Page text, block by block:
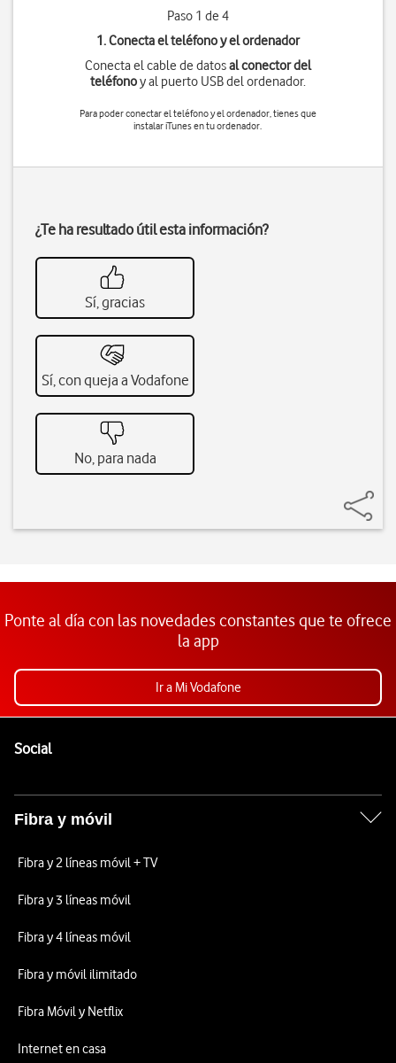
Paso 1 de 4
1. Conecta el teléfono y el ordenador
Conecta el cable de datosal conector del
teléfonoy al puerto USB del ordenador.
Para poder conectar el teléfono y el ordenador, tienes que
instalar iTunes en tu ordenador.
¿Te ha resultado útil esta información?
Sí, gracias
Sí, con queja a Vodafone
No, para nada
Ponte al día con las novedades constantes que te ofrece
la app
Ir a Mi Vodafone
SocialEnlaces a las redes sociales de Vodafone
Fibra y móvil
Fibra y 2 líneas móvil + TV
Fibra y 3 líneas móvil
Fibra y 4 líneas móvil
Fibra y móvil ilimitado
Fibra Móvil y Netflix
Internet en casa